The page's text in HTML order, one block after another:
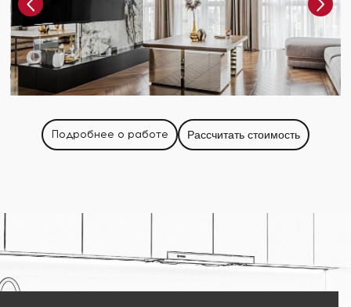
Подробнее о работе Рассчитать стоимость